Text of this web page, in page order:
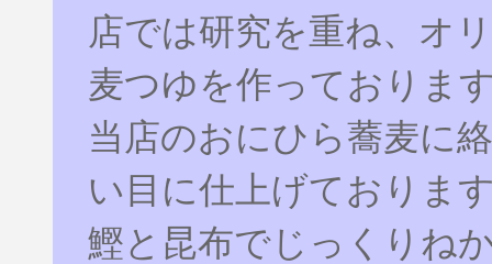
店では研究を重ね、オ
麦つゆを作っておりま
当店のおにひら蕎麦に
い目に仕上げておりま
鰹と昆布でじっくりね